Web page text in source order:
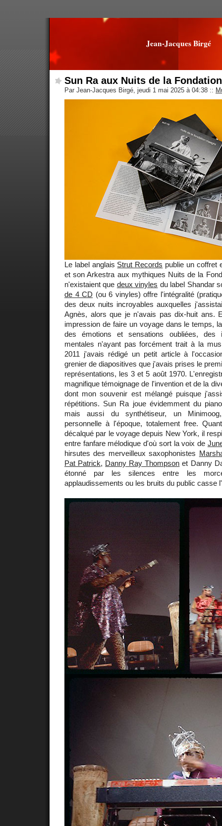
Jean-Jacques Birgé
Sun Ra aux Nuits de la
Par Jean-Jacques Birgé, jeudi 1 mai 2025 à 04:38 ::
Le label anglais Strut Records publie un coffret
et son Arkestra aux mythiques Nuits de la
n'existaient que deux vinyles du label Shandar
de 4 CD (ou 6 vinyles) offre l'intégralité
des deux nuits incroyables auxquelles
Agnès, alors que je n'avais pas dix-huit ans.
impression de faire un voyage dans le temps,
des émotions et sensations oubliées, des
mentales n'ayant pas forcément trait à la
2011 j'avais rédigé un petit article à
grenier de diapositives que j'avais prises le
représentations, les 3 et 5 août 1970.
magnifique témoignage de l'invention et de la
dont mon souvenir est mélangé puisque
répétitions. Sun Ra joue évidemment du
mais aussi du synthétiseur, un
personnelle à l'époque, totalement free.
décalqué par le voyage depuis New York, il
entre fanfare mélodique d'où sort la voix de
hirsutes des merveilleux saxophonistes
Pat Patrick, Danny Ray Thompson et Danny
étonné par les silences entre les
applaudissements ou les bruits du public casse